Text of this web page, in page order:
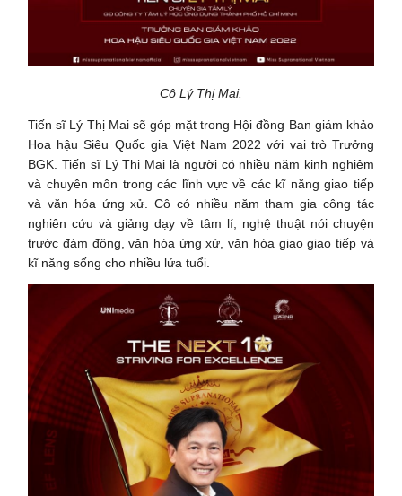
Cô Lý Thị Mai.
Tiến sĩ Lý Thị Mai sẽ góp mặt trong Hội đồng Ban giám khảo
Hoa hậu Siêu Quốc gia Việt Nam 2022 với vai trò Trưởng
BGK. Tiến sĩ Lý Thị Mai là người có nhiều năm kinh nghiệm
và chuyên môn trong các lĩnh vực về các kĩ năng giao tiếp
và văn hóa ứng xử. Cô có nhiều năm tham gia công tác
nghiên cứu và giảng dạy về tâm lí, nghệ thuật nói chuyện
trước đám đông, văn hóa ứng xử, văn hóa giao giao tiếp và
kĩ năng sống cho nhiều lứa tuổi.